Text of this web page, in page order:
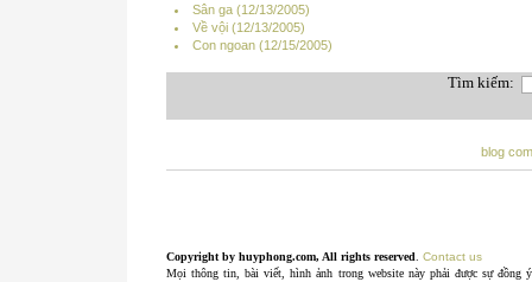
Sân ga (12/13/2005)
Về vội (12/13/2005)
Con ngoan (12/15/2005)
Tìm kiếm:
blog
Copyright by huyphong.com, All rights reserved. Contact us
Mọi thông tin, bài viết, hình ảnh trong website này phải được sự đồng